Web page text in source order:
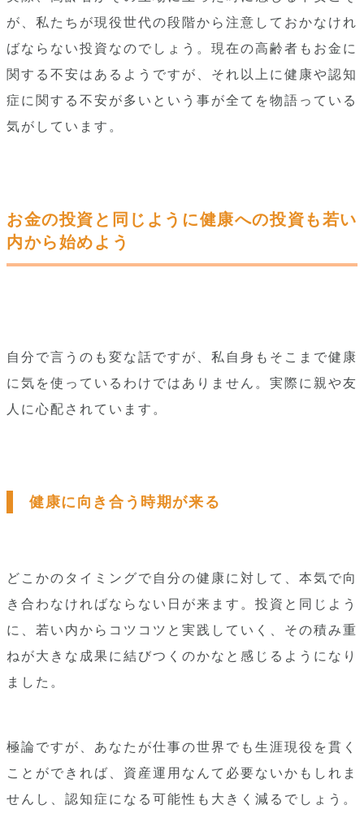
が、私たちが現役世代の段階から注意しておかなけれ
ばならない投資なのでしょう。現在の高齢者もお金に
関する不安はあるようですが、それ以上に健康や認知
症に関する不安が多いという事が全てを物語っている
気がしています。
お金の投資と同じように健康への投資も若い
内から始めよう
自分で言うのも変な話ですが、私自身もそこまで健康
に気を使っているわけではありません。実際に親や友
人に心配されています。
健康に向き合う時期が来る
どこかのタイミングで自分の健康に対して、本気で向
き合わなければならない日が来ます。投資と同じよう
に、若い内からコツコツと実践していく、その積み重
ねが大きな成果に結びつくのかなと感じるようになり
ました。
極論ですが、あなたが仕事の世界でも生涯現役を貫く
ことができれば、資産運用なんて必要ないかもしれま
せんし、認知症になる可能性も大きく減るでしょう。